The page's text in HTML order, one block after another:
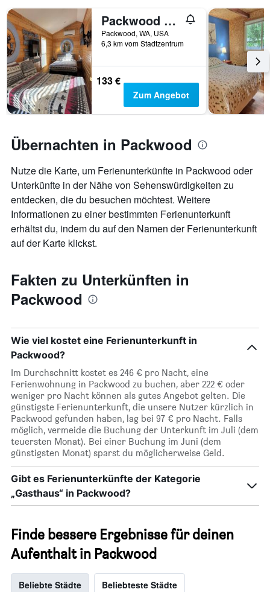
Packwood Lodge
Packwood, WA, USA
6,3 km vom Stadtzentrum
133 €
Zum Angebot
Übernachten in Packwood
Nutze die Karte, um Ferienunterkünfte in Packwood oder
Unterkünfte in der Nähe von Sehenswürdigkeiten zu
entdecken, die du besuchen möchtest. Weitere
Informationen zu einer bestimmten Ferienunterkunft
erhältst du, indem du auf den Namen der Ferienunterkunft
auf der Karte klickst.
Fakten zu Unterkünften in
Packwood
Wie viel kostet eine Ferienunterkunft in
Packwood?
Im Durchschnitt kostet es 246 € pro Nacht, eine
Ferienwohnung in Packwood zu buchen, aber 222 € oder
weniger pro Nacht können als gutes Angebot gelten. Die
günstigste Ferienunterkunft, die unsere Nutzer kürzlich in
Packwood gefunden haben, lag bei 97 € pro Nacht. Falls
möglich, vermeide die Buchung der Unterkunft im Juli (dem
teuersten Monat). Bei einer Buchung im Juni (dem
günstigsten Monat) sparst du möglicherweise Geld.
Gibt es Ferienunterkünfte der Kategorie
„Gasthaus“ in Packwood?
Finde bessere Ergebnisse für deinen
Aufenthalt in Packwood
Beliebte Städte Beliebteste Städte